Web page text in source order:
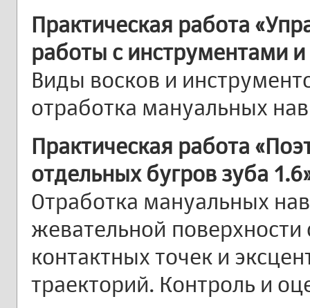
Практическая работа
работы с инструментами
Виды восков и
отработка мануальных
Практическая работа
отдельных бугров зуба
Отработка мануальных
жевательной поверхности
контактных точек и
траекторий. Контроль и